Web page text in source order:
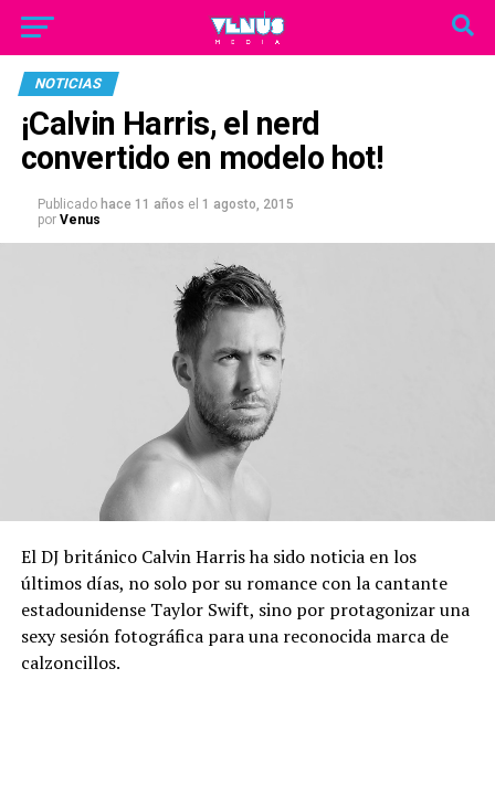
NOTICIAS
¡Calvin Harris, el nerd
convertido en modelo hot!
Publicado hace 11 años el 1 agosto, 2015
por Venus
El DJ británico Calvin Harris ha sido noticia en los
últimos días, no solo por su romance con la cantante
estadounidense Taylor Swift, sino por protagonizar una
sexy sesión fotográfica para una reconocida marca de
calzoncillos.